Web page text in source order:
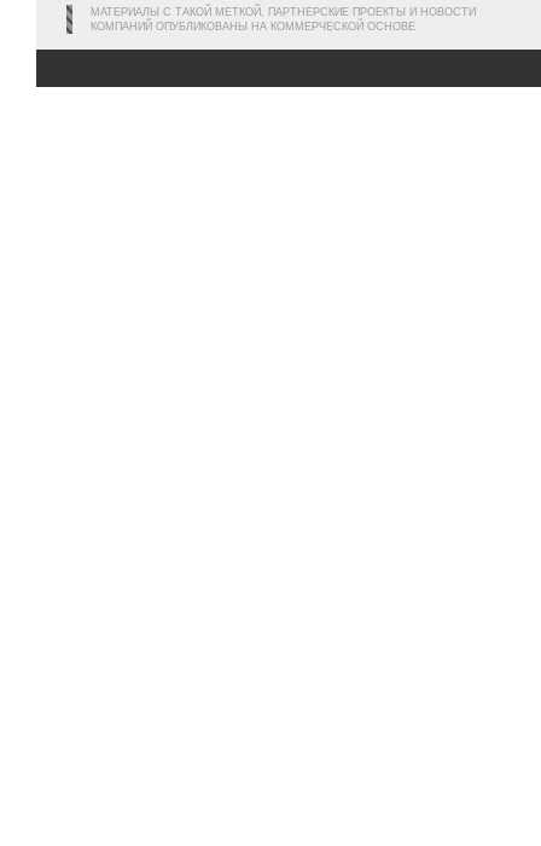
МАТЕРИАЛЫ С ТАКОЙ МЕТКОЙ, ПАРТНЕРСКИЕ ПРОЕКТЫ И НОВОСТИ
КОМПАНИЙ ОПУБЛИКОВАНЫ НА КОММЕРЧЕСКОЙ ОСНОВЕ